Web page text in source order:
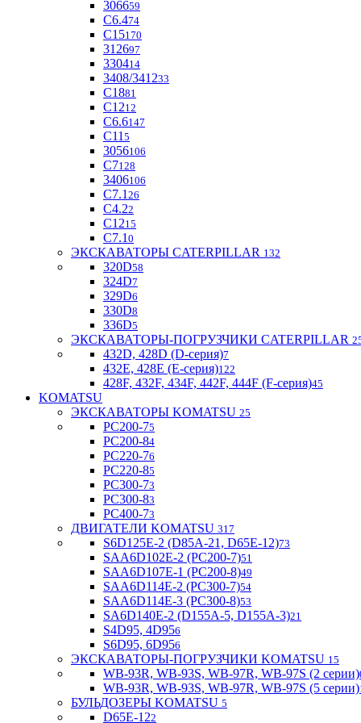
306659
С6.474
С15170
312697
330414
3408/341233
С1881
C1212
С6.6147
C11 5
3056106
С7128
3406106
C7.1 26
C4.22
С1215
С7.1 0
ЭКСКАВАТОРЫ CATERPILLAR 132
320D58
324D7
329D6
330D8
336D5
ЭКСКАВАТОРЫ-ПОГРУЗЧИКИ CATERPILLAR
432D, 428D (D-серия)7
432E, 428E (E-серия)122
428F, 432F, 434F, 442F, 444F (F-серия)45
KOMATSU
ЭКСКАВАТОРЫ KOMATSU 25
PC200-75
PC200-84
PC220-76
PC220-85
PC300-73
PC300-83
PC400-73
ДВИГАТЕЛИ KOMATSU 317
S6D125E-2 (D85A-21, D65E-12)73
SAA6D102E-2 (PC200-7)51
SAA6D107E-1 (PC200-8)49
SAA6D114E-2 (PC300-7)54
SAA6D114E-3 (PC300-8)53
SA6D140E-2 (D155A-5, D155A-3)21
S4D95, 4D956
S6D95, 6D956
ЭКСКАВАТОРЫ-ПОГРУЗЧИКИ KOMATSU 15
WB-93R, WB-93S, WB-97R, WB-97S (2 серии)
WB-93R, WB-93S, WB-97R, WB-97S (5 серии)
БУЛЬДОЗЕРЫ KOMATSU 5
D65E-122